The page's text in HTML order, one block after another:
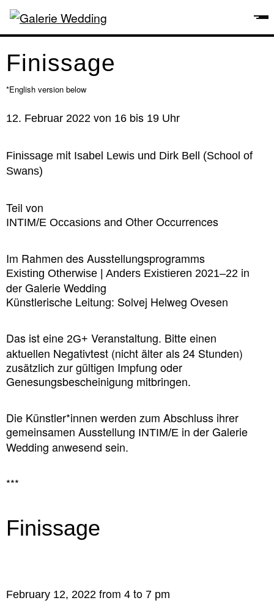
Finissage
*English version below
12. Februar 2022 von 16 bis 19 Uhr
Finissage mit Isabel Lewis und Dirk Bell (School of
Swans)
Teil von
INTIM/E Occasions and Other Occurrences
Im Rahmen des Ausstellungsprogramms
Existing Otherwise | Anders Existieren 2021–22 in
der Galerie Wedding
Künstlerische Leitung: Solvej Helweg Ovesen
Das ist eine 2G+ Veranstaltung. Bitte einen
aktuellen Negativtest (nicht älter als 24 Stunden)
zusätzlich zur gültigen Impfung oder
Genesungsbescheinigung mitbringen.
Die Künstler*innen werden zum Abschluss ihrer
gemeinsamen Ausstellung INTIM/E in der Galerie
Wedding anwesend sein.
***
Finissage
February 12, 2022 from 4 to 7 pm